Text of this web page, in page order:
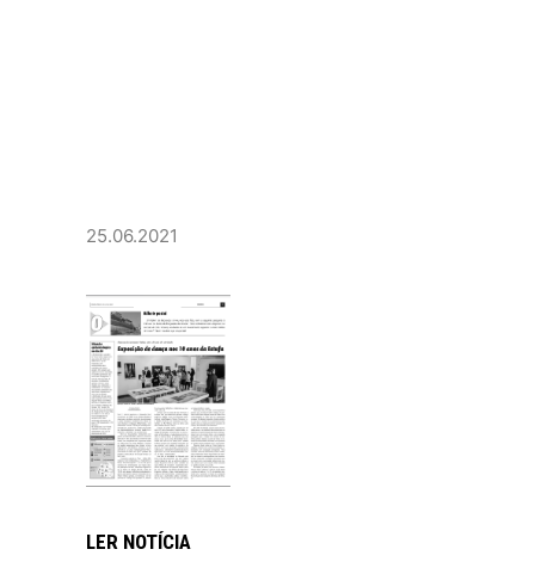
25.06.2021
LER NOTÍCIA